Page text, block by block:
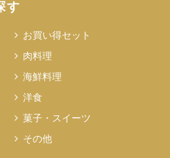
す
お買い得セット
肉料理
海鮮料理
洋食
菓子・スイーツ
その他